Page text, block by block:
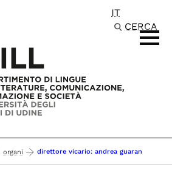
IT
CERCA
organi direttore vicario: andrea guaran